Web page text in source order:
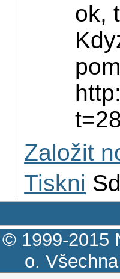
ok,
Založit
Tiskni
© 1999-2015
o.